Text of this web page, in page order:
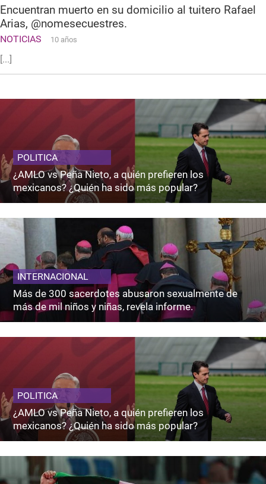
Encuentran muerto en su domicilio al tuitero Rafael
Arias, @nomesecuestres.
NOTICIAS 10 años
[...]
POLITICA
¿AMLO vs Peña Nieto, a quién prefieren los
mexicanos? ¿Quién ha sido más popular?
INTERNACIONAL
Más de 300 sacerdotes abusaron sexualmente de
más de mil niños y niñas, revela informe.
POLITICA
¿AMLO vs Peña Nieto, a quién prefieren los
mexicanos? ¿Quién ha sido más popular?